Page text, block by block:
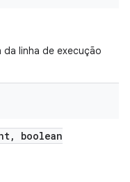
linha de execução
,
boolean